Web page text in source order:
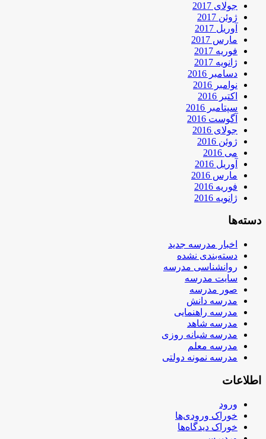
جولای 2017
ژوئن 2017
آوریل 2017
مارس 2017
فوریه 2017
ژانویه 2017
دسامبر 2016
نوامبر 2016
اکتبر 2016
سپتامبر 2016
آگوست 2016
جولای 2016
ژوئن 2016
می 2016
آوریل 2016
مارس 2016
فوریه 2016
ژانویه 2016
دسته‌ها
اخبار مدرسه جدید
دسته‌بندی نشده
روانشناسی مدرسه
سایت مدرسه
صور مدرسه
مدرسه دانش
مدرسه راهنمایی
مدرسه شاهد
مدرسه شبانه روزی
مدرسه معلم
مدرسه نمونه دولتی
اطلاعات
ورود
خوراک ورودی‌ها
خوراک دیدگاه‌ها